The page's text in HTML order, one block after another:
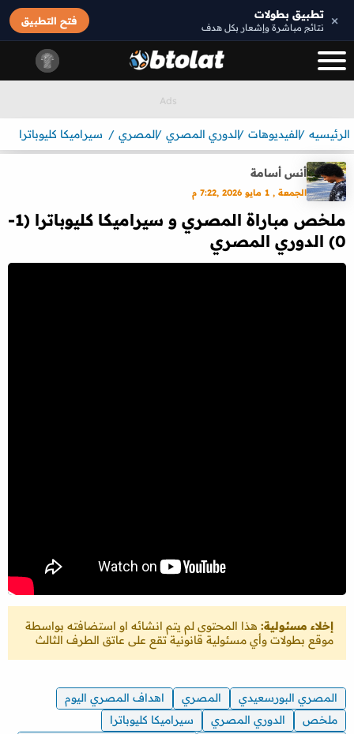
× تطبيق بطولات
نتائج مباشرة وإشعار بكل هدف
فتح التطبيق
الرئيسيه الفيديوهات الدوري المصري المصري سيراميكا كليوباترا
أنس أسامة
الجمعة , 1 مايو 2026 ,7:22 م
ملخص مباراة المصري و سيراميكا كليوباترا (1-
0) الدوري المصري
إخلاء مسئولية: هذا المحتوى لم يتم انشائه او استضافته بواسطة
موقع بطولات وأي مسئولية قانونية تقع على عاتق الطرف الثالث
المصري البورسعيدي المصري
اهداف المصري اليوم
ملخص
الدوري المصري
سيراميكا كليوباترا